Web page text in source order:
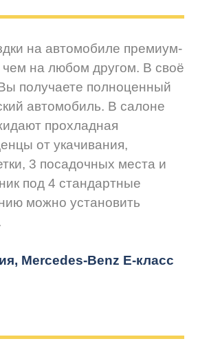
на автомобиле премиум-
чем на любом другом. В своё
получаете полноценный
автомобиль. В салоне
прохладная
от укачивания,
3 посадочных места и
под 4 стандартные
можно установить
Mercedes-Benz E-класс